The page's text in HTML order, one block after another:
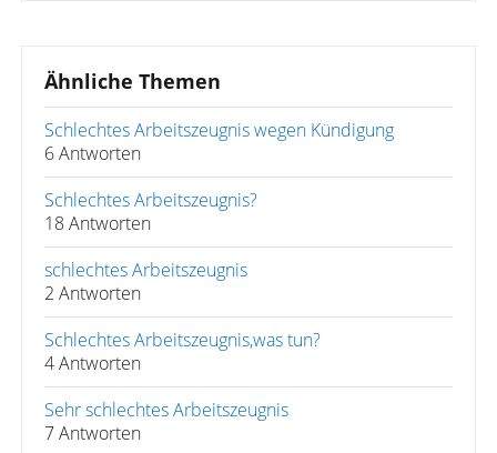
Ähnliche Themen
Schlechtes Arbeitszeugnis wegen Kündigung
6 Antworten
Schlechtes Arbeitszeugnis?
18 Antworten
schlechtes Arbeitszeugnis
2 Antworten
Schlechtes Arbeitszeugnis,was tun?
4 Antworten
Sehr schlechtes Arbeitszeugnis
7 Antworten